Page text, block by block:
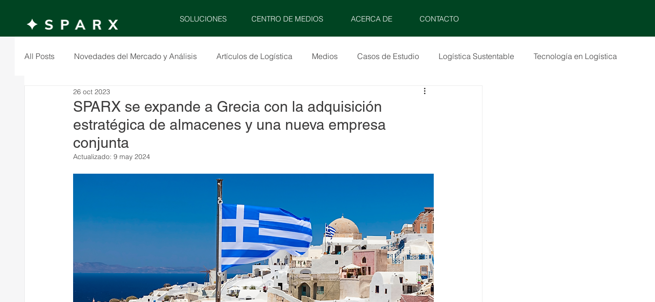
SOLUCIONES ACERCA DE CONTACTO
CENTRO DE MEDIOS
All Posts Novedades del Mercado y Análisis Artículos de Logística Medios Casos de Estudio Logística Sustentable Tecnología en Logística
SPARX se expande a Grecia con la adquisición
estratégica de almacenes y una nueva empresa
conjunta
26 oct 2023
Actualizado: 9 may 2024